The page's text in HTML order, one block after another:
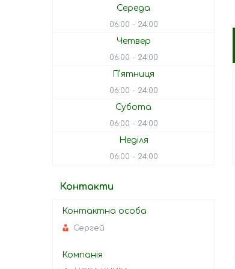
Середа
06:00 24:00
Четвер
06:00 24:00
Пʼятниця
06:00 24:00
Субота
06:00 24:00
Неділя
06:00 24:00
Контакти
Сергей